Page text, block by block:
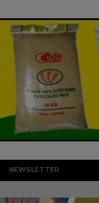
NEWSLETTER